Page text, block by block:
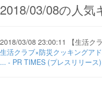
2018/03/08の人気
2018/03/08 23:00:11 【生活クラ
生活クラブ×防災クッキングア
... - PR TIMES (プレスリリース)